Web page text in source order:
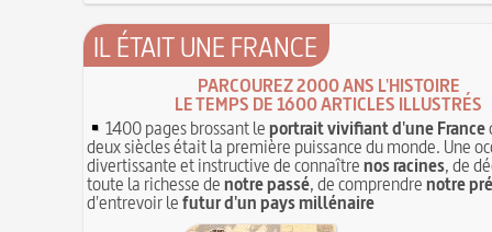
IL ÉTAIT UNE FRANCE
PARCOUREZ 2000 ANS L'HISTOIRE
LE TEMPS DE 1600 ARTICLES ILLUSTRÉS
1400 pages brossant leportrait vivifiant d'une France
deux siècles était la première puissance du monde. Une
divertissante et instructive de connaîtrenos racines, de
toute la richesse denotre passé, de comprendrenotre
d'entrevoir lefutur d'un pays millénaire